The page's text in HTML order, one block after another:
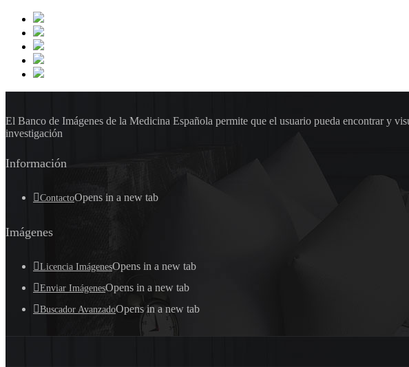
El Banco de Imágenes de la Medicina Española permite que el usuario pueda encontrar y
investigación
Información
ContactoOpens in a new tab
Imágenes
Licencia ImágenesOpens in a new tab
Enviar ImágenesOpens in a new tab
Buscador AvanzadoOpens in a new tab